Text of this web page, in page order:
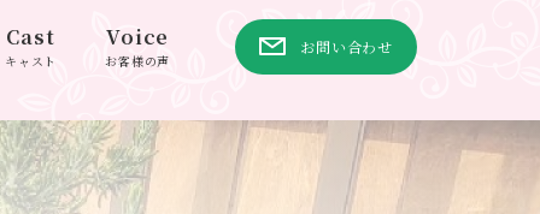
Cast
キャスト
Voice
お客様の声
お問い合わせ